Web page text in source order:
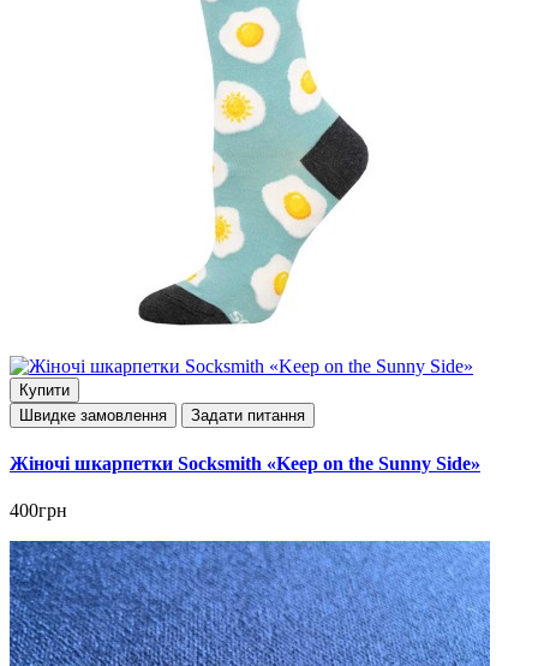
Купити
Швидке замовлення
Задати питання
Жіночі шкарпетки Socksmith «Keep on the Sunny Side»
400грн